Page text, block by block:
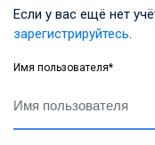
Если у вас ещё нет
зарегистрируйтесь.
Имя пользователя*